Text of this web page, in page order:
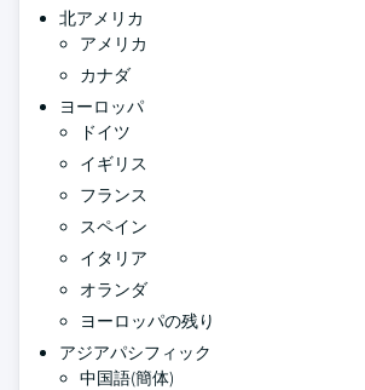
北アメリカ
アメリカ
カナダ
ヨーロッパ
ドイツ
イギリス
フランス
スペイン
イタリア
オランダ
ヨーロッパの残り
アジアパシフィック
中国語(簡体)